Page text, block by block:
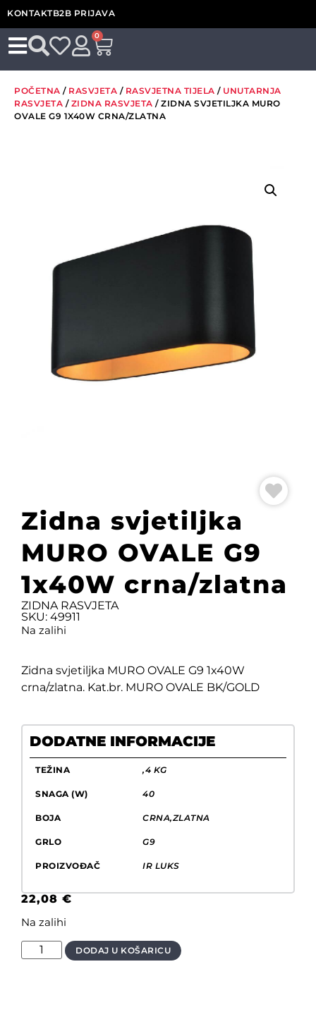
KONTAKTB2B PRIJAVA
0
POČETNA / RASVJETA / RASVJETNA TIJELA / UNUTARNJA
RASVJETA / ZIDNA RASVJETA / ZIDNA SVJETILJKA MURO
OVALE G9 1X40W CRNA/ZLATNA
Zidna svjetiljka
MURO OVALE G9
1x40W crna/zlatna
ZIDNA RASVJETA
SKU: 49911
Na zalihi
Zidna svjetiljka MURO OVALE G9 1x40W
crna/zlatna. Kat.br. MURO OVALE BK/GOLD
DODATNE INFORMACIJE
TEŽINA ,4 KG
SNAGA (W) 40
BOJA CRNA,ZLATNA
GRLO G9
PROIZVOĐAČ IR LUKS
22,08 €
Na zalihi
DODAJ U KOŠARICU